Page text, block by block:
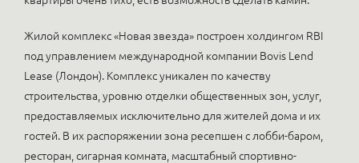
Жилой комплекс «Новая звезда» построен холдингом RBI
под управлением международной компании Bovis Lend
Lease (Лондон). Комплекс уникален по качеству
строительства, уровню отделки общественных зон, услуг,
предоставляемых исключительно для жителей дома и их
гостей. В их распоряжении зона ресепшен с лобби-баром,
ресторан, сигарная комната, масштабный спортивно-